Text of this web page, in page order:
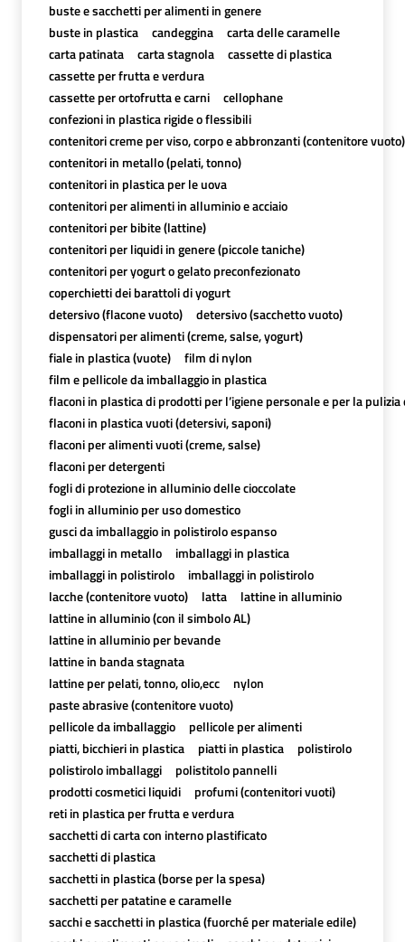
buste e sacchetti per alimenti in genere
buste in plastica
candeggina
carta delle caramelle
carta patinata
carta stagnola
cassette di plastica
cassette per frutta e verdura
cassette per ortofrutta e carni
cellophane
confezioni in plastica rigide o flessibili
contenitori creme per viso, corpo e abbronzanti (contenitore vuoto)
contenitori in metallo (pelati, tonno)
contenitori in plastica per le uova
contenitori per alimenti in alluminio e acciaio
contenitori per bibite (lattine)
contenitori per liquidi in genere (piccole taniche)
contenitori per yogurt o gelato preconfezionato
coperchietti dei barattoli di yogurt
detersivo (flacone vuoto)
detersivo (sacchetto vuoto)
dispensatori per alimenti (creme, salse, yogurt)
fiale in plastica (vuote)
film di nylon
film e pellicole da imballaggio in plastica
flaconi in plastica di prodotti per l’igiene personale e per la pulizia
flaconi in plastica vuoti (detersivi, saponi)
flaconi per alimenti vuoti (creme, salse)
flaconi per detergenti
fogli di protezione in alluminio delle cioccolate
fogli in alluminio per uso domestico
gusci da imballaggio in polistirolo espanso
imballaggi in metallo
imballaggi in plastica
imballaggi in polistirolo
imballaggi in polistirolo
lacche (contenitore vuoto)
latta
lattine in alluminio
lattine in alluminio (con il simbolo AL)
lattine in alluminio per bevande
lattine in banda stagnata
lattine per pelati, tonno, olio,ecc
nylon
paste abrasive (contenitore vuoto)
pellicole da imballaggio
pellicole per alimenti
piatti, bicchieri in plastica
piatti in plastica
polistirolo
polistirolo imballaggi
polistitolo pannelli
prodotti cosmetici liquidi
profumi (contenitori vuoti)
reti in plastica per frutta e verdura
sacchetti di carta con interno plastificato
sacchetti di plastica
sacchetti in plastica (borse per la spesa)
sacchetti per patatine e caramelle
sacchi e sacchetti in plastica (fuorché per materiale edile)